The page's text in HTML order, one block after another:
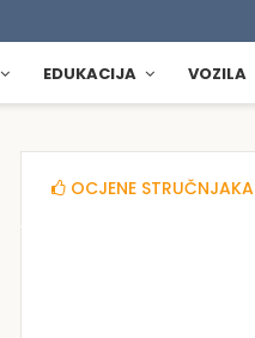
EDUKACIJA VOZILA
OCJENE STRUČNJAKA